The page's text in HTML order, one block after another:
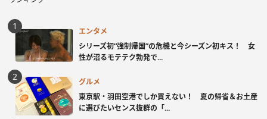
エンタメ
シリーズ初“強制帰国”の危機と今シーズン初キス！ 女
性が沼るモテテク勃発で...
グルメ
東京駅・羽田空港でしか買えない！ 夏の帰省＆お土産
に選びたいセンス抜群の「...